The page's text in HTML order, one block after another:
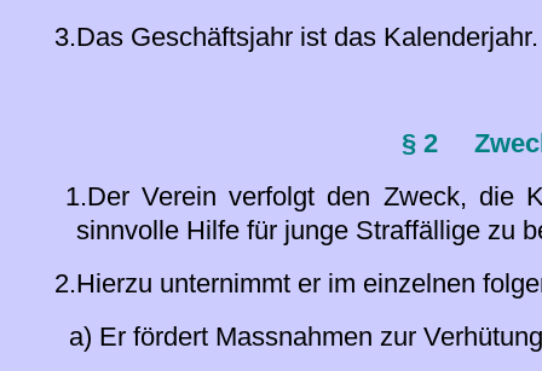
3.Das Geschäftsjahr ist das Kalenderjahr.
§ 2
1.Der Verein verfolgt den Zweck, die
sinnvolle Hilfe für junge Straffällige zu
2.Hierzu unternimmt er im einzelnen
a) Er fördert Massnahmen zur